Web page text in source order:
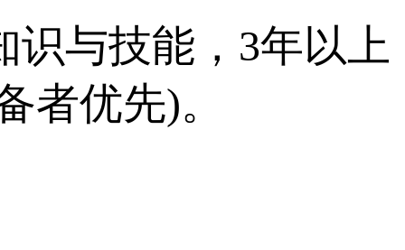
与技能，3年以上
者优先)。